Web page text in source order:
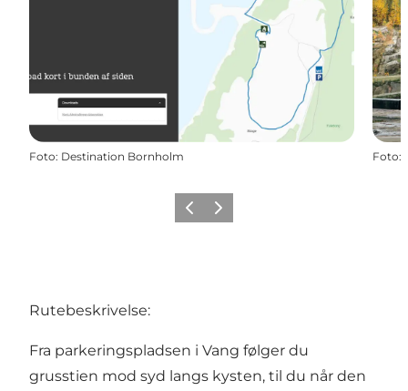
Foto: Destination Bornholm Foto:
ForrigeNæste
Rutebeskrivelse:
Fra parkeringspladsen i Vang følger du
grusstien mod syd langs kysten, til du når den